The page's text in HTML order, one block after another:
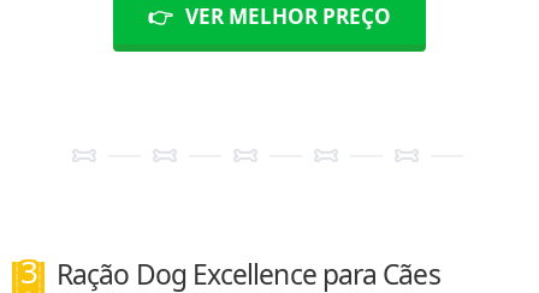
👉 VER MELHOR PREÇO
Ração Dog Excellence para Cães